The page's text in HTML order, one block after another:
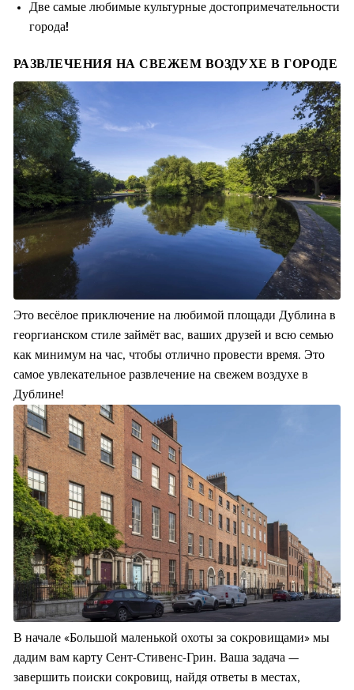
Две самые любимые культурные достопримечательности
города!
РАЗВЛЕЧЕНИЯ НА СВЕЖЕМ ВОЗДУХЕ В ГОРОДЕ
Это весёлое приключение на любимой площади Дублина в
георгианском стиле займёт вас, ваших друзей и всю семью
как минимум на час, чтобы отлично провести время. Это
самое увлекательное развлечение на свежем воздухе в
Дублине!
В начале «Большой маленькой охоты за сокровищами» мы
дадим вам карту Сент-Стивенс-Грин. Ваша задача —
завершить поиски сокровищ, найдя ответы в местах,